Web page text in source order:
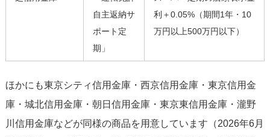
自主返納サ
ポート定
期」
利＋0.05%（期間1年・10
万円以上500万円以下）
ほかにも東京シティ信用金庫・西京信用金庫・東京信用金
庫・城北信用金庫・朝日信用金庫・東京東信用金庫・瀧野
川信用金庫などが同様の商品を用意しています（2026年6月